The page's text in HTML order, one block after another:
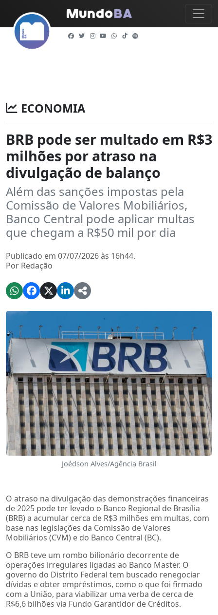
ECONOMIA
BRB pode ser multado em R$3
milhões por atraso na
divulgação de balanço
Além das sanções impostas pela
Comissão de Valores Mobiliários,
Banco Central pode aplicar multas
que chegam a R$50 mil por dia
Publicado em 07/07/2026 às 16h44.
Por Redação
Joédson Alves/Agência Brasil
O atraso na divulgação das demonstrações financeiras
de 2025 pode ter levado o Banco Regional de Brasília
(BRB) a acumular cerca de R$3 milhões em multas, com
base nas legislações da Comissão de Valores
Mobiliários (CVM) e do Banco Central (BC).
O BRB teve um rombo bilionário decorrente de
operações irregulares ligadas ao Banco Master. O
governo do Distrito Federal tem buscado renegociar
dívidas e obter empréstimos, como o que foi firmado
com a União, para viabilizar uma verba de cerca de
R$6,6 bilhões via Fundo Garantidor de Créditos.